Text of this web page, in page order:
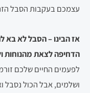
עצמכם בעקבות הסבל
אז הבינו – הסבל לא בא
הדחיפה לצאת מהנוחות
לפעמים החיים שלכם
ושלמים, אבל הכול נסבל